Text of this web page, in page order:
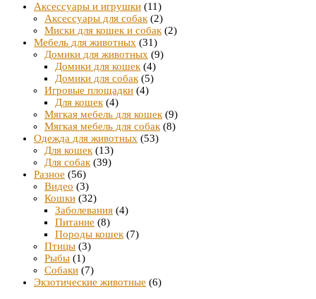
Аксессуары и игрушки (11)
Аксессуары для собак (2)
Миски для кошек и собак (2)
Мебель для животных (31)
Домики для животных (9)
Домики для кошек (4)
Домики для собак (5)
Игровые площадки (4)
Для кошек (4)
Мягкая мебель для кошек (9)
Мягкая мебель для собак (8)
Одежда для животных (53)
Для кошек (13)
Для собак (39)
Разное (56)
Видео (3)
Кошки (32)
Заболевания (4)
Питание (8)
Породы кошек (7)
Птицы (3)
Рыбы (1)
Собаки (7)
Экзотические животные (6)